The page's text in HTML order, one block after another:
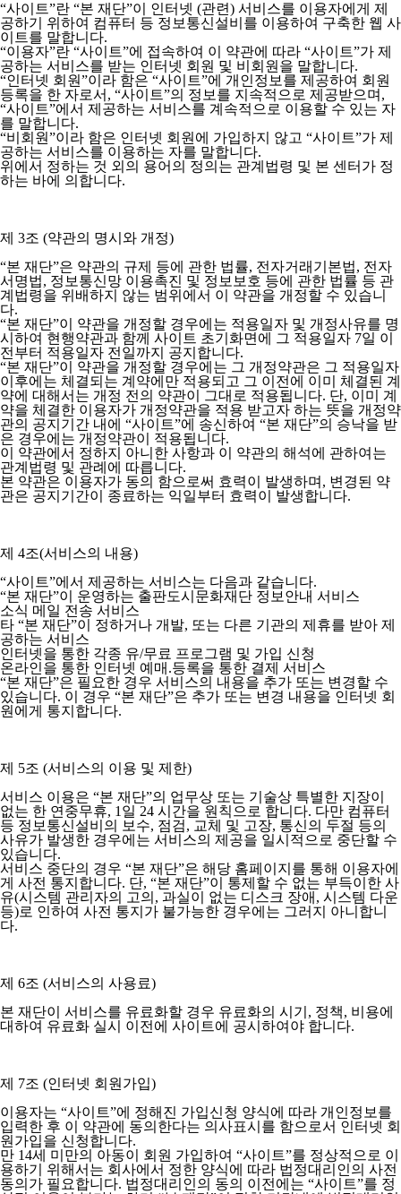
“사이트”란 “본 재단”이 인터넷 (관련) 서비스를 이용자에게 제
공하기 위하여 컴퓨터 등 정보통신설비를 이용하여 구축한 웹 사
이트를 말합니다.
“이용자”란 “사이트”에 접속하여 이 약관에 따라 “사이트”가 제
공하는 서비스를 받는 인터넷 회원 및 비회원을 말합니다.
“인터넷 회원”이라 함은 “사이트”에 개인정보를 제공하여 회원
등록을 한 자로서, “사이트”의 정보를 지속적으로 제공받으며,
“사이트”에서 제공하는 서비스를 계속적으로 이용할 수 있는 자
를 말합니다.
“비회원”이라 함은 인터넷 회원에 가입하지 않고 “사이트”가 제
공하는 서비스를 이용하는 자를 말합니다.
위에서 정하는 것 외의 용어의 정의는 관계법령 및 본 센터가 정
하는 바에 의합니다.
제 3조 (약관의 명시와 개정)
“본 재단”은 약관의 규제 등에 관한 법률, 전자거래기본법, 전자
서명법, 정보통신망 이용촉진 및 정보보호 등에 관한 법률 등 관
계법령을 위배하지 않는 범위에서 이 약관을 개정할 수 있습니
다.
“본 재단”이 약관을 개정할 경우에는 적용일자 및 개정사유를 명
시하여 현행약관과 함께 사이트 초기화면에 그 적용일자 7일 이
전부터 적용일자 전일까지 공지합니다.
“본 재단”이 약관을 개정할 경우에는 그 개정약관은 그 적용일자
이후에는 체결되는 계약에만 적용되고 그 이전에 이미 체결된 계
약에 대해서는 개정 전의 약관이 그대로 적용됩니다. 단, 이미 계
약을 체결한 이용자가 개정약관을 적용 받고자 하는 뜻을 개정약
관의 공지기간 내에 “사이트”에 송신하여 “본 재단”의 승낙을 받
은 경우에는 개정약관이 적용됩니다.
이 약관에서 정하지 아니한 사항과 이 약관의 해석에 관하여는
관계법령 및 관례에 따릅니다.
본 약관은 이용자가 동의 함으로써 효력이 발생하며, 변경된 약
관은 공지기간이 종료하는 익일부터 효력이 발생합니다.
제 4조(서비스의 내용)
“사이트”에서 제공하는 서비스는 다음과 같습니다.
“본 재단”이 운영하는 출판도시문화재단 정보안내 서비스
소식 메일 전송 서비스
타 “본 재단”이 정하거나 개발, 또는 다른 기관의 제휴를 받아 제
공하는 서비스
인터넷을 통한 각종 유/무료 프로그램 및 가입 신청
온라인을 통한 인터넷 예매.등록을 통한 결제 서비스
“본 재단”은 필요한 경우 서비스의 내용을 추가 또는 변경할 수
있습니다. 이 경우 “본 재단”은 추가 또는 변경 내용을 인터넷 회
원에게 통지합니다.
제 5조 (서비스의 이용 및 제한)
서비스 이용은 “본 재단”의 업무상 또는 기술상 특별한 지장이
없는 한 연중무휴, 1일 24 시간을 원칙으로 합니다. 다만 컴퓨터
등 정보통신설비의 보수, 점검, 교체 및 고장, 통신의 두절 등의
사유가 발생한 경우에는 서비스의 제공을 일시적으로 중단할 수
있습니다.
서비스 중단의 경우 “본 재단”은 해당 홈페이지를 통해 이용자에
게 사전 통지합니다. 단, “본 재단”이 통제할 수 없는 부득이한 사
유(시스템 관리자의 고의, 과실이 없는 디스크 장애, 시스템 다운
등)로 인하여 사전 통지가 불가능한 경우에는 그러지 아니합니
다.
제 6조 (서비스의 사용료)
본 재단이 서비스를 유료화할 경우 유료화의 시기, 정책, 비용에
대하여 유료화 실시 이전에 사이트에 공시하여야 합니다.
제 7조 (인터넷 회원가입)
이용자는 “사이트”에 정해진 가입신청 양식에 따라 개인정보를
입력한 후 이 약관에 동의한다는 의사표시를 함으로서 인터넷 회
원가입을 신청합니다.
만 14세 미만의 아동이 회원 가입하여 “사이트”를 정상적으로 이
용하기 위해서는 회사에서 정한 양식에 따라 법정대리인의 사전
동의가 필요합니다. 법정대리인의 동의 이전에는 “사이트”를 정